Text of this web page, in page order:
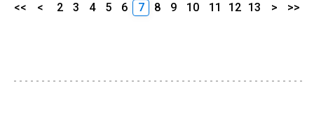
<< < 2 3 4 5 6 7 8 9 10 11 12 13 > >>